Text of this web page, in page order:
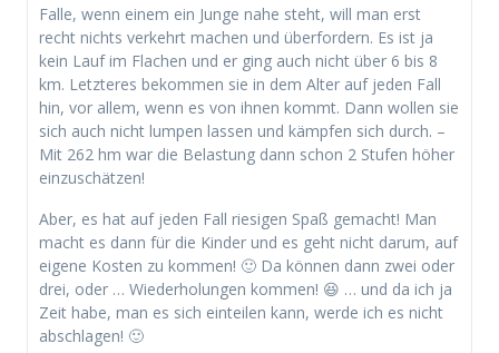
Falle, wenn einem ein Junge nahe steht, will man erst
recht nichts verkehrt machen und überfordern. Es ist ja
kein Lauf im Flachen und er ging auch nicht über 6 bis 8
km. Letzteres bekommen sie in dem Alter auf jeden Fall
hin, vor allem, wenn es von ihnen kommt. Dann wollen sie
sich auch nicht lumpen lassen und kämpfen sich durch. –
Mit 262 hm war die Belastung dann schon 2 Stufen höher
einzuschätzen!
Aber, es hat auf jeden Fall riesigen Spaß gemacht! Man
macht es dann für die Kinder und es geht nicht darum, auf
eigene Kosten zu kommen! 🙂 Da können dann zwei oder
drei, oder … Wiederholungen kommen! 😆 … und da ich ja
Zeit habe, man es sich einteilen kann, werde ich es nicht
abschlagen! 🙂